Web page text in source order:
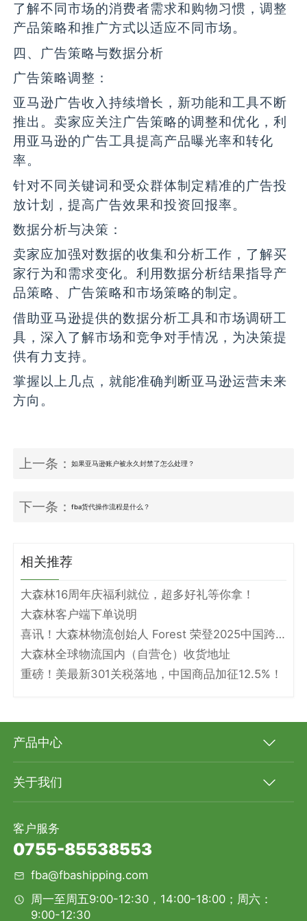
了解不同市场的消费者需求和购物习惯，调整
产品策略和推广方式以适应不同市场。
四、广告策略与数据分析
广告策略调整：
亚马逊广告收入持续增长，新功能和工具不断
推出。卖家应关注广告策略的调整和优化，利
用亚马逊的广告工具提高产品曝光率和转化
率。
针对不同关键词和受众群体制定精准的广告投
放计划，提高广告效果和投资回报率。
数据分析与决策：
卖家应加强对数据的收集和分析工作，了解买
家行为和需求变化。利用数据分析结果指导产
品策略、广告策略和市场策略的制定。
借助亚马逊提供的数据分析工具和市场调研工
具，深入了解市场和竞争对手情况，为决策提
供有力支持。
掌握以上几点，就能准确判断亚马逊运营未来
方向。
上一条：如果亚马逊账户被永久封禁了怎么处理？
下一条：fba货代操作流程是什么？
相关推荐
大森林16周年庆福利就位，超多好礼等你拿！
大森林客户端下单说明
喜讯！大森林物流创始人 Forest 荣登2025中国跨境电商物流名人堂！
大森林全球物流国内（自营仓）收货地址
重磅！美最新301关税落地，中国商品加征12.5%！
产品中心
关于我们
客户服务
0755-85538553
fba@fbashipping.com
周一至周五9:00-12:30，14:00-18:00；周六：
9:00-12:30